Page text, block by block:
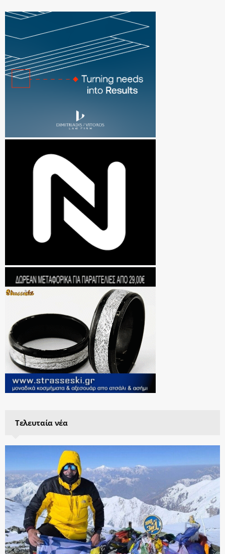
Τελευταία νέα